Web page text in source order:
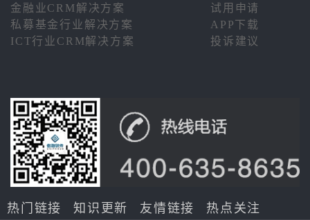
金融业CRM解决方案
试用申请
私募基金行业解决方案
APP下载
ICT行业CRM解决方案
投诉建议
热门链接 知识更新 友情链接 热点关注